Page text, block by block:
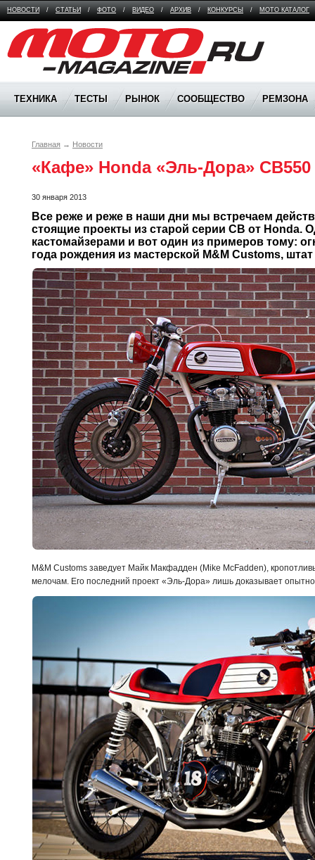
НОВОСТИ / СТАТЬИ / ФОТО / ВИДЕО / АРХИВ / КОНКУРСЫ / МОТО КАТАЛОГ
Moto Magazine
ТЕХНИКА ТЕСТЫ РЫНОК СООБЩЕСТВО РЕМЗОНА
Главная → Новости
«Кафе» Honda «Эль-Дора» CB550
30 января 2013
Все реже и реже в наши дни мы встречаем
стоящие проекты из старой серии CB от Honda.
кастомайзерами и вот один из примеров тому:
года рождения из мастерской M&M Customs,
M&M Customs заведует Майк Макфадден (Mike McFadden),
мелочам. Его последний проект «Эль-Дора» лишь доказывает